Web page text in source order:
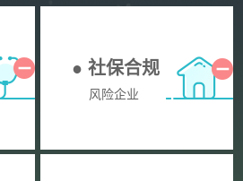
● 社保合规
风险企业